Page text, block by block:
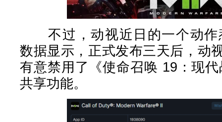
不过，动视近日的一个动作
数据显示，正式发布三天后，动
有意禁用了《使命召唤 19：现
共享功能。